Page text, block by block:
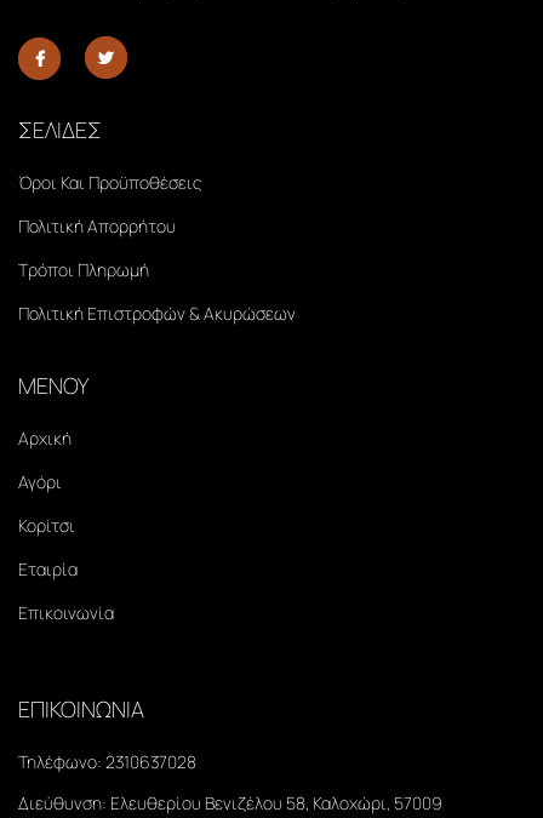
ΣΕΛΙΔΕΣ
Όροι Και Προϋποθέσεις
Πολιτική Απορρήτου
Τρόποι Πληρωμή
Πολιτική Επιστροφών & Ακυρώσεων
ΜΕΝΟΥ
Αρχική
Αγόρι
Κορίτσι
Εταιρία
Επικοινωνία
ΕΠΙΚΟΙΝΩΝΙΑ
Τηλέφωνο: 2310637028
Διεύθυνση: Ελευθερίου Βενιζέλου 58, Καλοχώρι, 57009